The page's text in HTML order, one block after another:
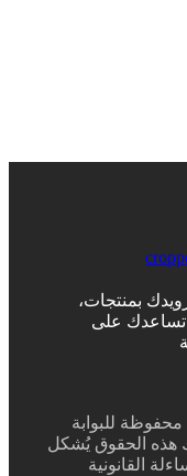
بمنتجات،
تساعدك على
للبوابة
هذه الحقوق يُشكل
القانونية